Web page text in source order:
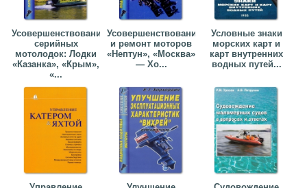
Усовершенствование
серийных
мотолодок: Лодки
«Казанка», «Крым»,
«...
Усовершенствование
и ремонт моторов
«Нептун», «Москва»
— Хо...
Условные знаки
морских карт и
карт внутренних
водных путей...